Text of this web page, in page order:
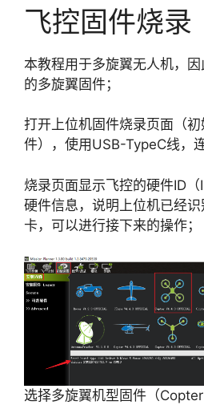
飞控固件烧录
本教程用于多旋翼无人机，
的多旋翼固件；
打开上位机固件烧录页面（
件），使用USB-TypeC线，
烧录页面显示飞控的硬件ID
硬件信息，说明上位机已经
卡，可以进行接下来的操作；
选择多旋翼机型固件（